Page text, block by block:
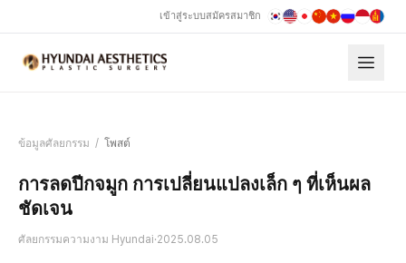
เข้าสู่ระบบสมัครสมาชิก
ข้อมูลศัลยกรรม / โพสต์
การลดปีกจมูก การเปลี่ยนแปลงเล็ก ๆ ที่เห็นผล
ชัดเจน
ศัลยกรรมความงาม Hyundai·2025.08.05